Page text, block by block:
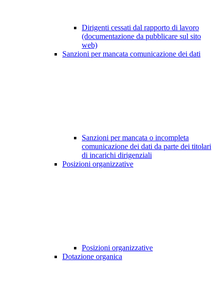
Dirigenti cessati dal rapporto di lavoro
(documentazione da pubblicare sul sito
web)
Sanzioni per mancata comunicazione dei dati
Sanzioni per mancata o incompleta
comunicazione dei dati da parte dei titolari
di incarichi dirigenziali
Posizioni organizzative
Posizioni organizzative
Dotazione organica